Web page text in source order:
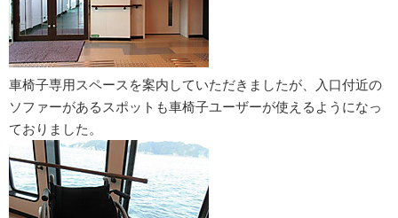
車椅子専用スペースを案内していただきましたが、入口付近の
ソファーがあるスポットも車椅子ユーザーが使えるようになっ
ておりました。